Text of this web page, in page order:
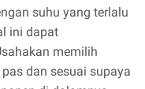
suhu yang terlalu
ini dapat
memilih
dan sesuai supaya